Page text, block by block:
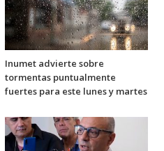
Inumet advierte sobre
tormentas puntualmente
fuertes para este lunes y martes